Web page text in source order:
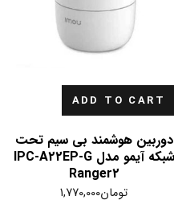
ADD TO CART
دوربین هوشمند بی سیم تحت
شبکه آیمو مدل IPC-A22EP-G
Ranger2
تومان1,770,000